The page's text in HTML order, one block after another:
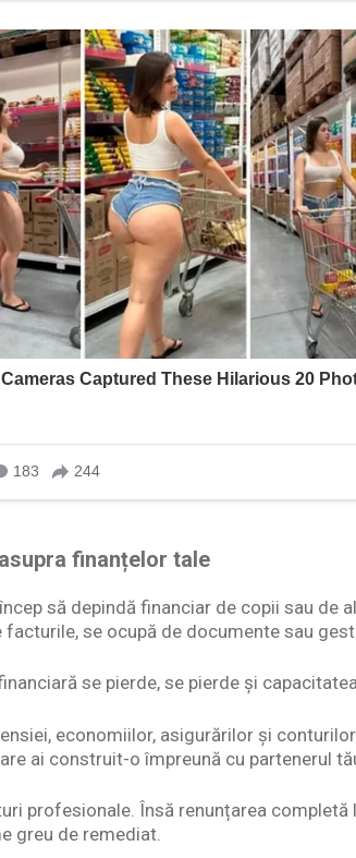
finanțelor tale
să depindă financiar de copii sau de
se ocupă de documente sau
se pierde, se pierde și
economiilor, asigurărilor și
ai construit-o împreună cu partenerul
profesionale. Însă renunțarea
greu de remediat.